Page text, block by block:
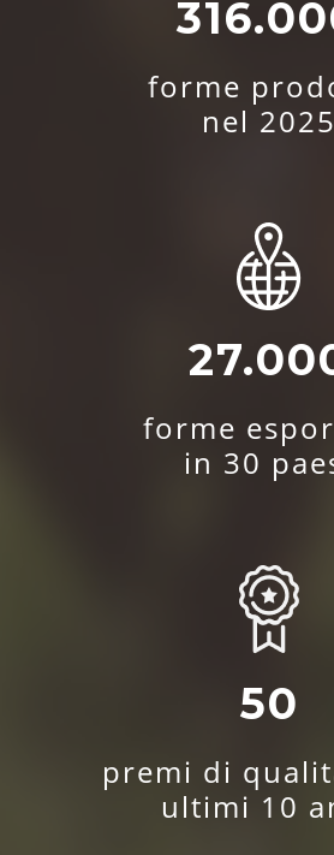
forme
nel 2025
forme
in 30
50
premi di
ultimi 10